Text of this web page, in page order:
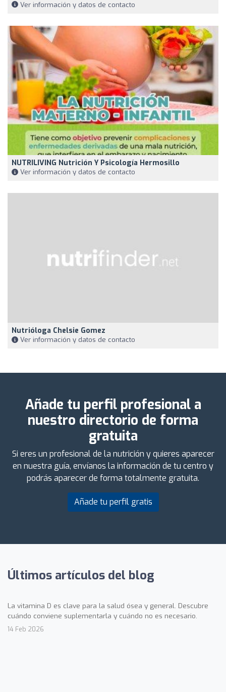
Ver información y datos de contacto
NUTRILIVING Nutrición Y Psicología Hermosillo
Ver información y datos de contacto
Nutrióloga Chelsie Gomez
Ver información y datos de contacto
Añade tu perfil profesional a
nuestro directorio de forma
gratuita
Si eres un profesional de la nutrición y quieres aparecer
en nuestra guía, envíanos la información de tu centro y
podrás aparecer de forma totalmente gratuita.
Añade tu perfil gratis
Últimos artículos del blog
La vitamina D es clave para la salud ósea y general. Descubre
cuándo conviene suplementarla y cuándo no es necesario.
14 Feb 2026